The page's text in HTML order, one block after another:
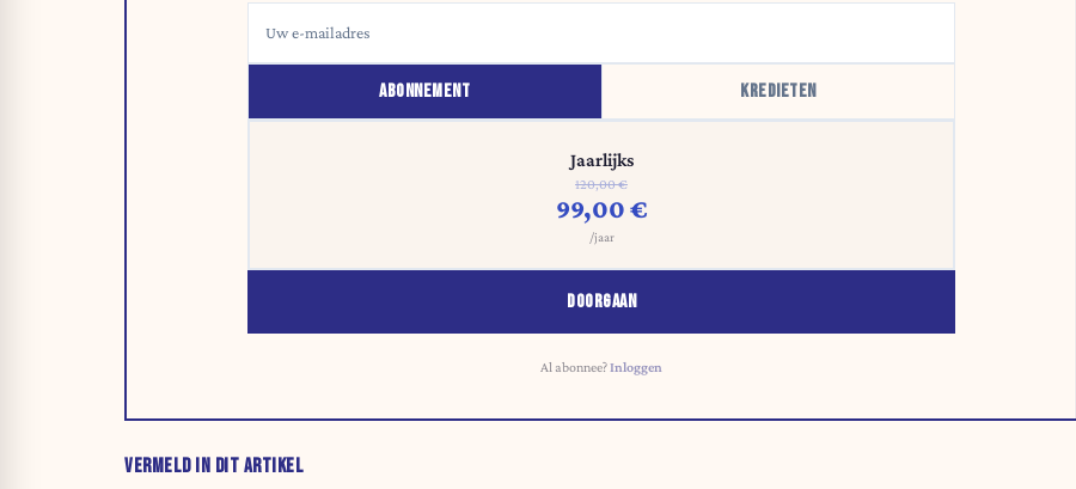
ABONNEMENT KREDIETEN
Jaarlijks
120,00 €
99,00 €
/jaar
DOORGAAN
Al abonnee?Inloggen
VERMELD IN DIT ARTIKEL